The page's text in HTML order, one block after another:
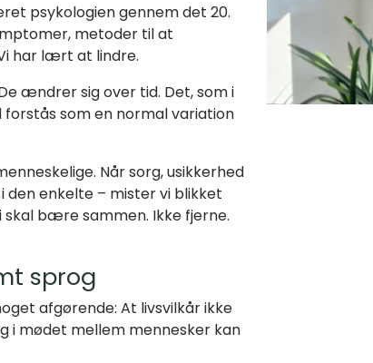
psykologien gennem det 20.
metoder til at
har lært at lindre.
ændrer sig over tid. Det, som i
forstås som en normal variation
Når sorg, usikkerhed
enkelte – mister vi blikket
bære sammen. Ikke fjerne.
sprog
afgørende: At livsvilkår ikke
i mødet mellem mennesker kan